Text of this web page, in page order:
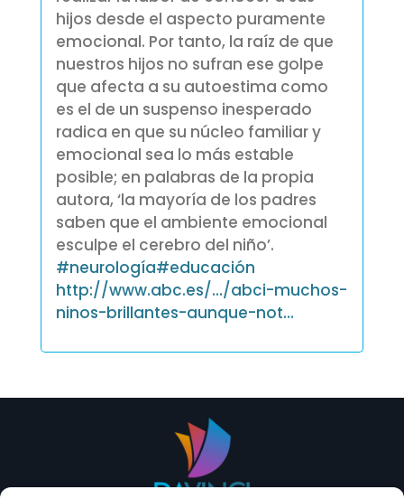
hijos desde el aspecto puramente
emocional. Por tanto, la raíz de que
nuestros hijos no sufran ese golpe
que afecta a su autoestima como
es el de un suspenso inesperado
radica en que su núcleo familiar y
emocional sea lo más estable
posible; en palabras de la propia
autora, ‘la mayoría de los padres
saben que el ambiente emocional
esculpe el cerebro del niño’.
#neurología#educación
http://www.abc.es/…/abci-muchos-
ninos-brillantes-aunque-not…